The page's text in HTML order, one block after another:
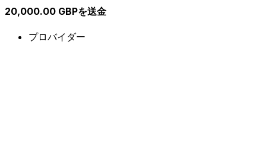
20,000.00 GBPを送金
プロバイダー